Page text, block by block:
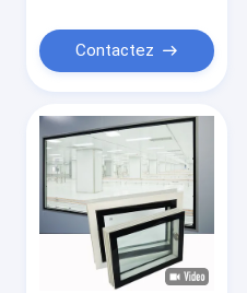
les applications
industrielles
Contactez